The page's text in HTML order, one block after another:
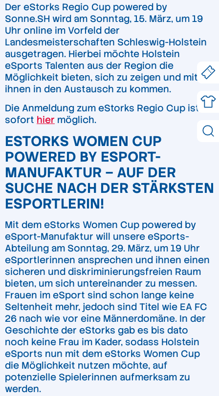
Der eStorks Regio Cup powered by
Sonne.SH wird am Sonntag, 15. März, um 19
Uhr online im Vorfeld der
Landesmeisterschaften Schleswig-Holstein
ausgetragen. Hierbei möchte Holstein
eSports Talenten aus der Region die
Möglichkeit bieten, sich zu zeigen und mit
ihnen in den Austausch zu kommen.
Die Anmeldung zum eStorks Regio Cup ist ab
sofort hier möglich.
ESTORKS WOMEN CUP
POWERED BY ESPORT-
MANUFAKTUR – AUF DER
SUCHE NACH DER STÄRKSTEN
ESPORTLERIN!
Mit dem eStorks Women Cup powered by
eSport-Manufaktur will unsere eSports-
Abteilung am Sonntag, 29. März, um 19 Uhr
eSportlerinnen ansprechen und ihnen einen
sicheren und diskriminierungsfreien Raum
bieten, um sich untereinander zu messen.
Frauen im eSport sind schon lange keine
Seltenheit mehr, jedoch sind Titel wie EA FC
26 nach wie vor eine Männerdomäne. In der
Geschichte der eStorks gab es bis dato
noch keine Frau im Kader, sodass Holstein
eSports nun mit dem eStorks Women Cup
die Möglichkeit nutzen möchte, auf
potenzielle Spielerinnen aufmerksam zu
werden.